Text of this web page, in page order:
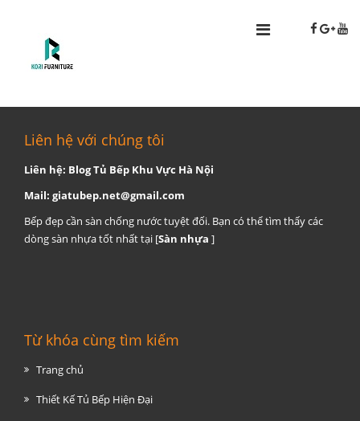
Liên hệ với chúng tôi
Liên hệ: Blog Tủ Bếp Khu Vực Hà Nội
Mail: giatubep.net@gmail.com
Bếp đẹp cần sàn chống nước tuyệt đối. Bạn có thể tìm thấy các
dòng sàn nhựa tốt nhất tại [Sàn nhựa ]
Từ khóa cùng tìm kiếm
Trang chủ
Thiết Kế Tủ Bếp Hiện Đại